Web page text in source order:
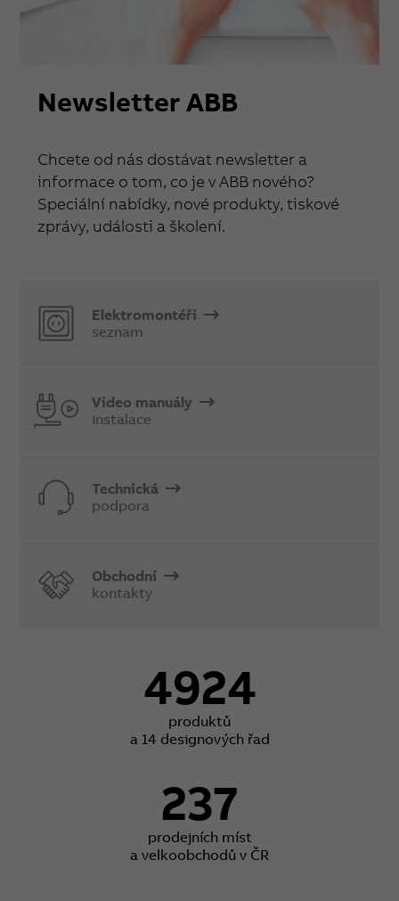
Newsletter ABB
Chcete od nás dostávat newsletter a
informace o tom, co je v ABB nového?
Speciální nabídky, nové produkty, tiskové
zprávy, události a školení.
Elektromontéři
seznam
Video manuály
instalace
Technická
podpora
Obchodní
kontakty
4924
produktů
a 14 designových řad
237
prodejních míst
a velkoobchodů v ČR